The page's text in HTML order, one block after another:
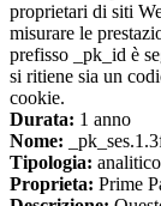
proprietari di siti
misurare le
prefisso _pk_id è
si ritiene sia un
cookie.
Durata: 1 anno
Nome:
Tipologia: analitico
Proprieta: Prime